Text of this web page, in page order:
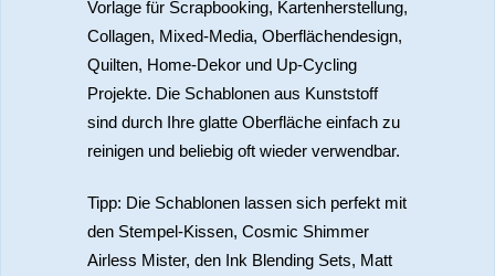
Vorlage für Scrapbooking, Kartenherstellung,
Collagen, Mixed-Media, Oberflächendesign,
Quilten, Home-Dekor und Up-Cycling
Projekte. Die Schablonen aus Kunststoff
sind durch Ihre glatte Oberfläche einfach zu
reinigen und beliebig oft wieder verwendbar.
Tipp: Die Schablonen lassen sich perfekt mit
den Stempel-Kissen, Cosmic Shimmer
Airless Mister, den Ink Blending Sets, Matt